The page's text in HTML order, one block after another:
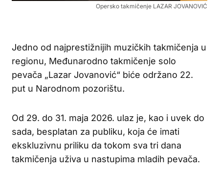
Opersko takmičenje LAZAR JOVANOVIĆ
Jedno od najprestižnijih muzičkih takmičenja u
regionu, Međunarodno takmičenje solo
pevača „Lazar Jovanović“ biće održano 22.
put u Narodnom pozorištu.
Od 29. do 31. maja 2026. ulaz je, kao i uvek do
sada, besplatan za publiku, koja će imati
ekskluzivnu priliku da tokom sva tri dana
takmičenja uživa u nastupima mladih pevača.